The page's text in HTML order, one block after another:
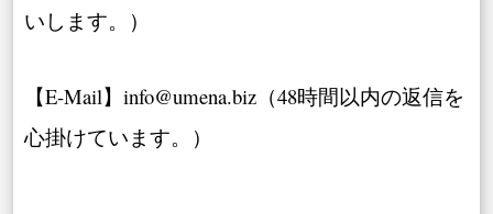
いします。）
【E-Mail】info@umena.biz（48時間以内の返信を
心掛けています。）